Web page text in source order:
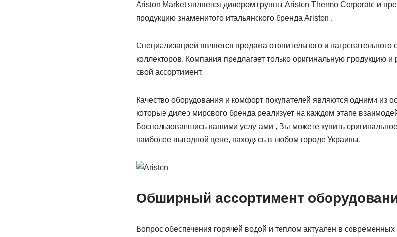
Ariston Market является дилером группы Ariston Thermo Corporate и
продукцию знаменитого итальянского бренда Ariston .
Специализацией является продажа отопительного и нагревательного
коллекторов. Компания предлагает только оригинальную продукцию и
свой ассортимент.
Качество оборудования и комфорт покупателей являются одними из
которые дилер мирового бренда реализует на каждом этапе
Воспользовавшись нашими услугами , Вы можете купить
наиболее выгодной цене, находясь в любом городе Украины.
Обширный ассортимент
Вопрос обеспечения горячей водой и теплом актуален в